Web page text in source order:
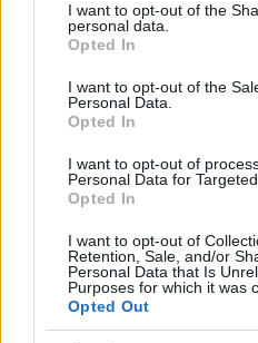
not limited to your visit or
grant or deny consent to
use your data for below
consent section.
I want to opt-out of the
personal data.
Opted In
I want to opt-out of the
Personal Data.
Opted In
I want to opt-out of
Personal Data for
Opted In
I want to opt-out of
Retention, Sale, and/or
Personal Data that Is
Purposes for which it was
Opted Out
Dove la montagna incontra
Marco Tessari · 6 Ago 2026